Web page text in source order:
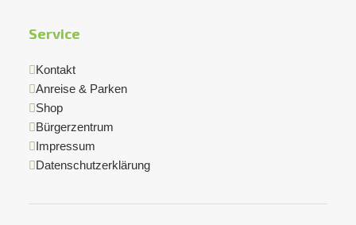
Service
Kontakt
Anreise & Parken
Shop
Bürgerzentrum
Impressum
Datenschutzerklärung